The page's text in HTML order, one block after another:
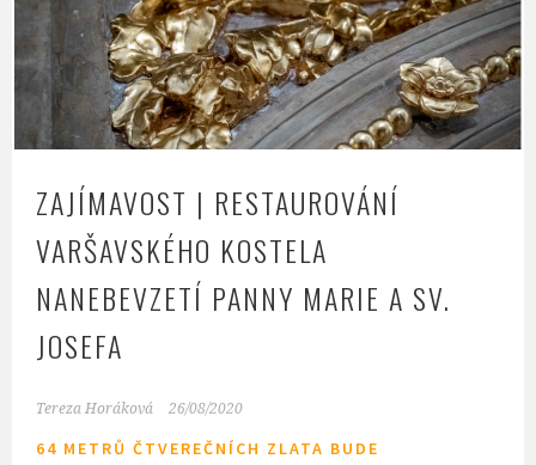
ZAJÍMAVOST | RESTAUROVÁNÍ
VARŠAVSKÉHO KOSTELA
NANEBEVZETÍ PANNY MARIE A SV.
JOSEFA
Tereza Horáková 26/08/2020
64 METRŮ ČTVEREČNÍCH ZLATA BUDE